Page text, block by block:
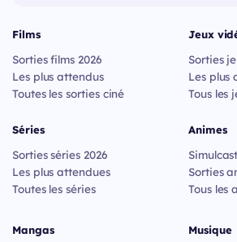
Films
Sorties films 2026
Les plus attendus
Toutes les sorties ciné
Séries
Sorties séries 2026
Les plus attendues
Toutes les séries
Jeux
Sorties
Les plus
Tous les
Animes
Sorties
Tous les
Mangas Musique